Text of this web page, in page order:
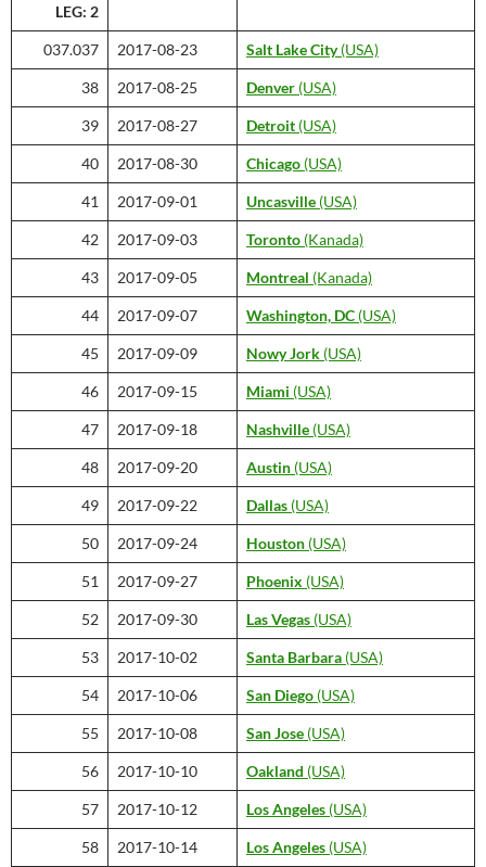
LEG: 2
037.037 2017-08-23 Salt Lake City(USA)
38 2017-08-25 Denver (USA)
39 2017-08-27 Detroit (USA)
40 2017-08-30 Chicago (USA)
41 2017-09-01 Uncasville (USA)
42 2017-09-03 Toronto (Kanada)
43 2017-09-05 Montreal (Kanada)
44 2017-09-07 Washington, DC (USA)
45 2017-09-09 Nowy Jork (USA)
46 2017-09-15 Miami (USA)
47 2017-09-18 Nashville (USA)
48 2017-09-20 Austin (USA)
49 2017-09-22 Dallas (USA)
50 2017-09-24 Houston (USA)
51 2017-09-27 Phoenix (USA)
52 2017-09-30 Las Vegas (USA)
53 2017-10-02 Santa Barbara (USA)
54 2017-10-06 San Diego (USA)
55 2017-10-08 San Jose (USA)
56 2017-10-10 Oakland (USA)
57 2017-10-12 Los Angeles (USA)
58 2017-10-14 Los Angeles (USA)